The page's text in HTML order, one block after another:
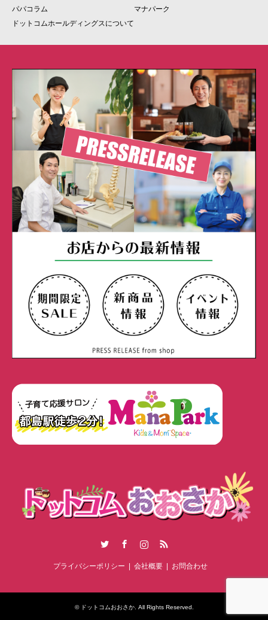
パパコラム
マナパーク
ドットコムホールディングスについて
RSS
プライバシーポリシー 会社概要 お問合わせ
© ドットコムおおさか. All Rights Reserved.